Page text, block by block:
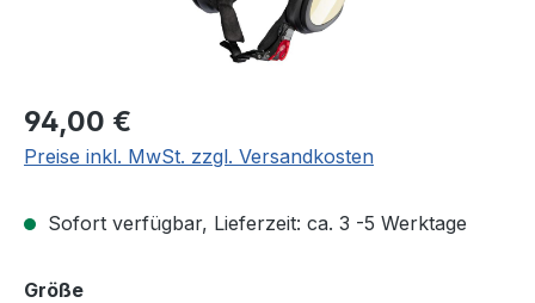
Regulärer Preis:
94,00 €
Preise inkl. MwSt. zzgl. Versandkosten
Sofort verfügbar, Lieferzeit: ca. 3 -5 Werktage
Größeauswählen